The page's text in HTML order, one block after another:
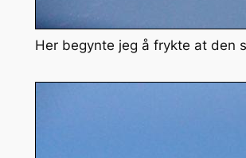
Her begynte jeg å frykte at den